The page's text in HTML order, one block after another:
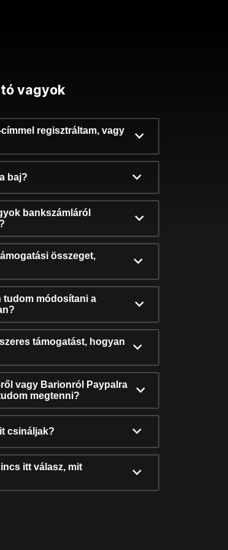
vagyok
regisztráltam, vagy
baj?
bankszámláról
összeget,
tudom módosítani a
támogatást, hogyan
vagy Barionról Paypalra
megtenni?
csináljak?
itt válasz, mit